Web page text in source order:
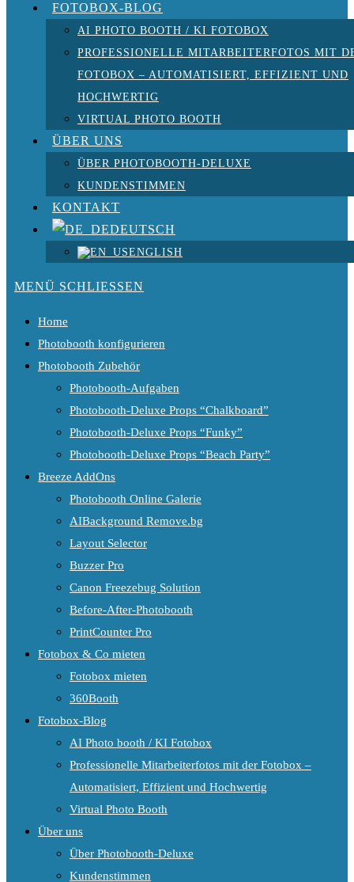
FOTOBOX-BLOG
AI PHOTO BOOTH / KI FOTOBOX
PROFESSIONELLE MITARBEITERFOTOS MIT
FOTOBOX – AUTOMATISIERT, EFFIZIENT UND
HOCHWERTIG
VIRTUAL PHOTO BOOTH
ÜBER UNS
ÜBER PHOTOBOOTH-DELUXE
KUNDENSTIMMEN
KONTAKT
DEUTSCH
ENGLISH
MENÜ SCHLIESSEN
Home
Photobooth konfigurieren
Photobooth Zubehör
Photobooth-Aufgaben
Photobooth-Deluxe Props “Chalkboard”
Photobooth-Deluxe Props “Funky”
Photobooth-Deluxe Props “Beach Party”
Breeze AddOns
Photobooth Online Galerie
AIBackground Remove.bg
Layout Selector
Buzzer Pro
Canon Freezebug Solution
Before-After-Photobooth
PrintCounter Pro
Fotobox & Co mieten
Fotobox mieten
360Booth
Fotobox-Blog
AI Photo booth / KI Fotobox
Professionelle Mitarbeiterfotos mit der Fotobox –
Automatisiert, Effizient und Hochwertig
Virtual Photo Booth
Über uns
Über Photobooth-Deluxe
Kundenstimmen